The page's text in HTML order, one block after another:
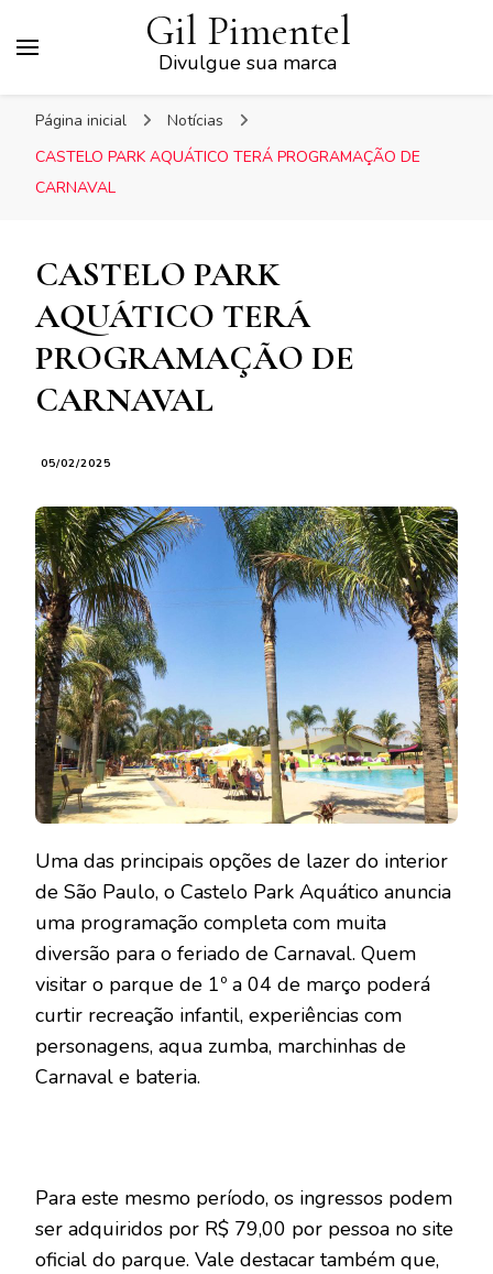
Gil Pimentel
Divulgue sua marca
Página inicial
Notícias
CASTELO PARK AQUÁTICO TERÁ PROGRAMAÇÃO DE
CARNAVAL
CASTELO PARK
AQUÁTICO TERÁ
PROGRAMAÇÃO DE
CARNAVAL
05/02/2025
Uma das principais opções de lazer do interior
de São Paulo, o Castelo Park Aquático anuncia
uma programação completa com muita
diversão para o feriado de Carnaval. Quem
visitar o parque de 1º a 04 de março poderá
curtir recreação infantil, experiências com
personagens, aqua zumba, marchinhas de
Carnaval e bateria.
Para este mesmo período, os ingressos podem
ser adquiridos por R$ 79,00 por pessoa no site
oficial do parque. Vale destacar também que,